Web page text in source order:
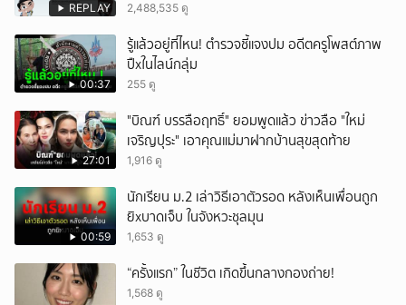
REPLAY 2,488,535 ดู
00:37
รู้แล้วอยู่ที่ไหน! ตำรวจชี้แจงปม อดีตครูโพสต์ภาพ
ปืxในไลน์กลุ่ม
255 ดู
27:01
"บิณฑ์ บรรลือฤทธิ์" ยอมพูดแล้ว ข่าวลือ "ใหม่
เจริญปุระ" เอาคุณแม่มาฝากบ้านสุขสุดท้าย
1,916 ดู
00:59
นักเรียน ม.2 เล่าวิธีเอาตัวรอด หลังเห็นเพื่อนถูก
ยิxบาดเจ็บ ในจังหวะชุลมุน
1,653 ดู
“ครั้งแรก” ในชีวิต เกิดขึ้นกลางกองถ่าย!
1,568 ดู